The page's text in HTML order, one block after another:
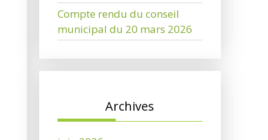
Compte rendu du conseil
municipal du 20 mars 2026
Archives